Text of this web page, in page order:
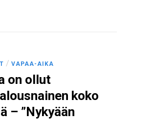
/ VAPAA-AIKA
on ollut
koko
– ”Nykyään